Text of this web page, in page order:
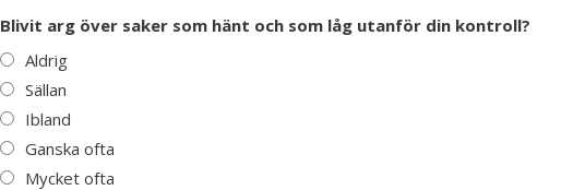
Blivit arg över saker som hänt och som låg utanför din kontroll?
Aldrig
Sällan
Ibland
Ganska ofta
Mycket ofta